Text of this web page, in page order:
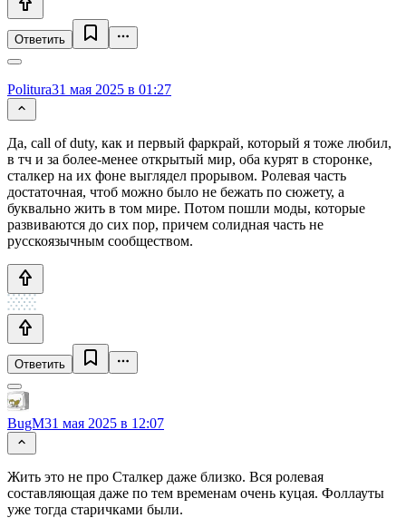
Ответить
Politura31 мая 2025 в 01:27
Да, call of duty, как и первый фаркрай, который я тоже любил,
в тч и за более-менее открытый мир, оба курят в сторонке,
сталкер на их фоне выглядел прорывом. Ролевая часть
достаточная, чтоб можно было не бежать по сюжету, а
буквально жить в том мире. Потом пошли моды, которые
развиваются до сих пор, причем солидная часть не
русскоязычным сообществом.
Ответить
BugM31 мая 2025 в 12:07
Жить это не про Сталкер даже близко. Вся ролевая
составляющая даже по тем временам очень куцая. Фоллауты
уже тогда старичками были.